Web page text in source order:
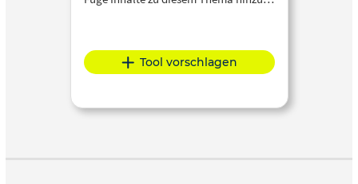
Tool vorschlagen